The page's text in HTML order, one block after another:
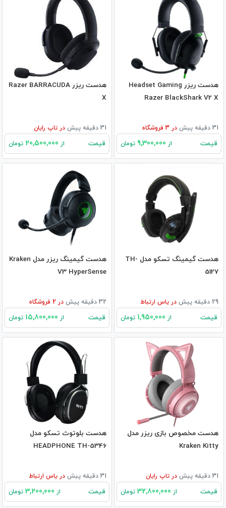
هدست ریزر Headset Gaming
Razer BlackShark V2 X
31 دقیقه پیش در فروشگاه
قیمت از تومان
هدست ریزر Razer BARRACUDA
X
31 دقیقه پیش در تاپ رایان
قیمت از تومان
هدست گیمینگ تسکو مدل TH-
5127
29 دقیقه پیش در یاس ارتباط
قیمت از تومان
هدست گیمینگ ریزر مدل Kraken
V3 HyperSense
32 دقیقه پیش در فروشگاه
قیمت از تومان
هدست مخصوص بازی ریزر مدل
Kraken Kitty
31 دقیقه پیش در تاپ رایان
قیمت از تومان
هدست بلوتوث تسکو مدل
HEADPHONE TH-5346
31 دقیقه پیش در یاس ارتباط
قیمت از تومان